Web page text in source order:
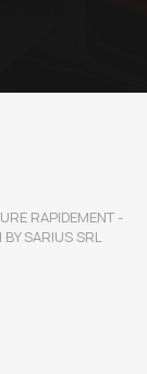
RAPIDEMENT -
SARIUS SRL